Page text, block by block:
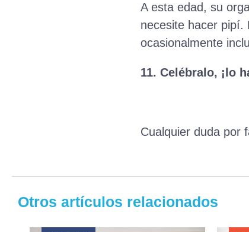
A esta edad, su
necesite hacer pipí.
ocasionalmente
11. Celébralo, ¡lo
Cualquier duda por
Otros artículos relacionados